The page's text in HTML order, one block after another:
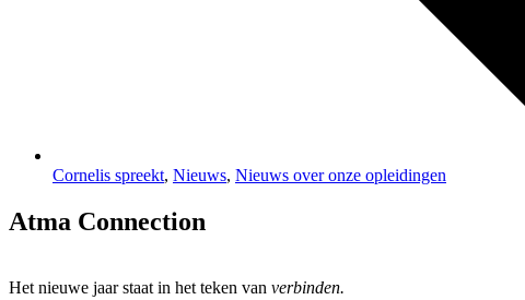
Cornelis spreekt, Nieuws, Nieuws over onze opleidingen
Atma Connection
Het nieuwe jaar staat in het teken van verbinden.